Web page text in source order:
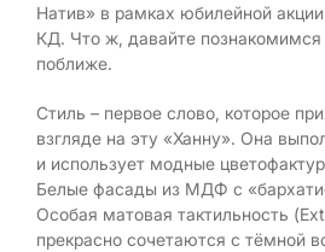
Натив» в рамках юбилейной
КД. Что ж, давайте познакомимся
поближе.
Стиль – первое слово, которое
взгляде на эту «Ханну». Она
и использует модные
Белые фасады из МДФ с
Особая матовая тактильность
прекрасно сочетаются с тёмной